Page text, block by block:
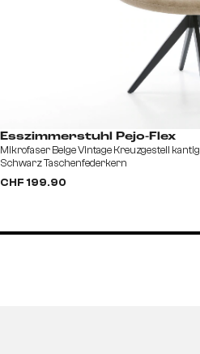
Esszimmerstuhl Pejo-Flex
Mikrofaser Beige Vintage Kreuzgestell kantig
Schwarz Taschenfederkern
CHF 199.90